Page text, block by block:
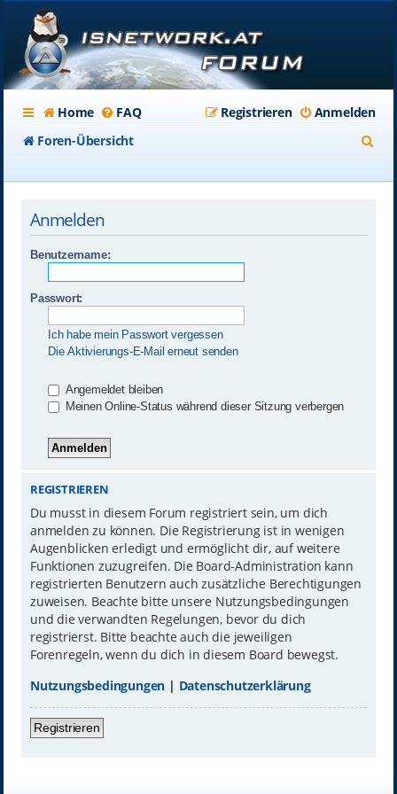
Home FAQ Anmelden
Registrieren
Foren-Übersicht
Anmelden
Benutzername:
Passwort:
Ich habe mein Passwort vergessen
Die Aktivierungs-E-Mail erneut senden
Angemeldet bleiben
Meinen Online-Status während dieser Sitzung verbergen
REGISTRIEREN
Du musst in diesem Forum registriert sein, um dich
anmelden zu können. Die Registrierung ist in wenigen
Augenblicken erledigt und ermöglicht dir, auf weitere
Funktionen zuzugreifen. Die Board-Administration kann
registrierten Benutzern auch zusätzliche Berechtigungen
zuweisen. Beachte bitte unsere Nutzungsbedingungen
und die verwandten Regelungen, bevor du dich
registrierst. Bitte beachte auch die jeweiligen
Forenregeln, wenn du dich in diesem Board bewegst.
Nutzungsbedingungen | Datenschutzerklärung
Registrieren